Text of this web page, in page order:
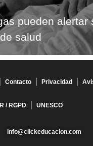
pueden alertar
salud
Contacto Privacidad
/ RGPD UNESCO
info@clickeducacion.com